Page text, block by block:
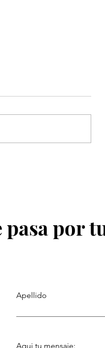
pasa por
Apellido
Aqui tu mensaje: